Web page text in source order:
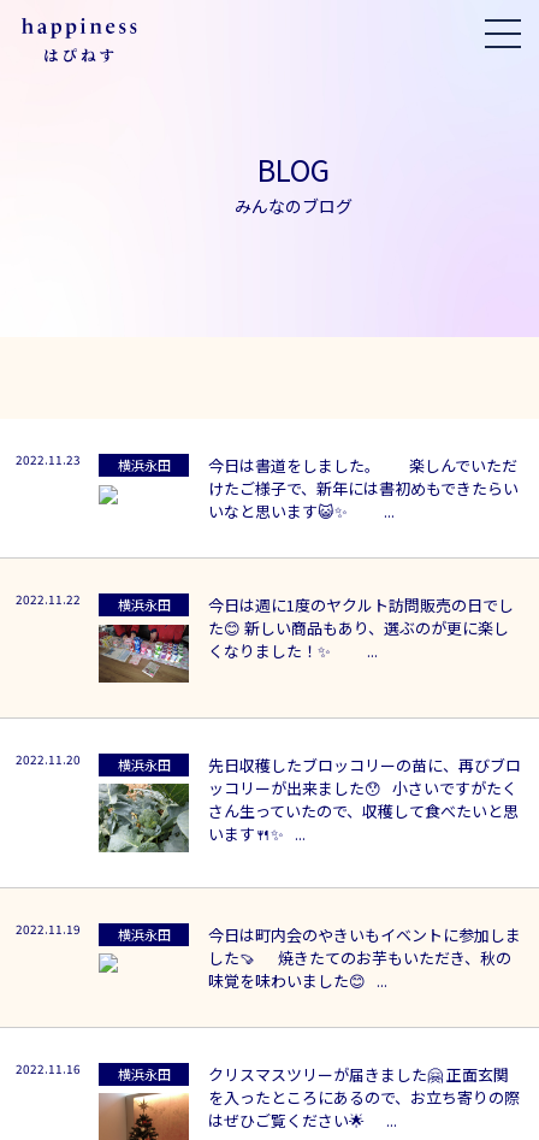
BLOG
みんなのブログ
2022.11.23 横浜永田
今日は書道をしました。 楽しんでいただ
けたご様子で、新年には書初めもできたらい
いなと思います😺✨ ...
2022.11.22 横浜永田
今日は週に1度のヤクルト訪問販売の日でし
た😊 新しい商品もあり、選ぶのが更に楽し
くなりました！✨ ...
2022.11.20 横浜永田
先日収穫したブロッコリーの苗に、再びブロ
ッコリーが出来ました😯 小さいですがたく
さん生っていたので、収穫して食べたいと思
います🍴✨ ...
2022.11.19 横浜永田
今日は町内会のやきいもイベントに参加しま
した🍠 焼きたてのお芋もいただき、秋の
味覚を味わいました😊 ...
2022.11.16 横浜永田
クリスマスツリーが届きました🤗 正面玄関
を入ったところにあるので、お立ち寄りの際
はぜひご覧ください🌟 ...